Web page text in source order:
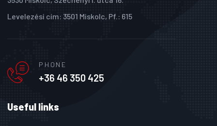
Levelezési cím: 3501 Miskolc, Pf.: 615
PHONE
+36 46 350 425
Useful links